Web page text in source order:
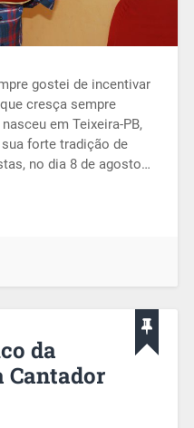
gostei de incentivar
cresça sempre
em Teixeira-PB,
forte tradição de
no dia 8 de agosto…
da
Cantador